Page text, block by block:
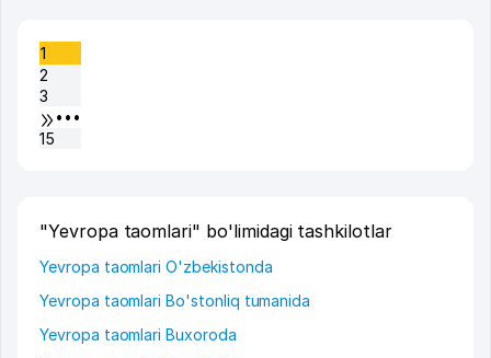
1
2
3
•••
15
"Yevropa taomlari" bo'limidagi tashkilotlar
Yevropa taomlari O'zbekistonda
Yevropa taomlari Bo'stonliq tumanida
Yevropa taomlari Buxoroda